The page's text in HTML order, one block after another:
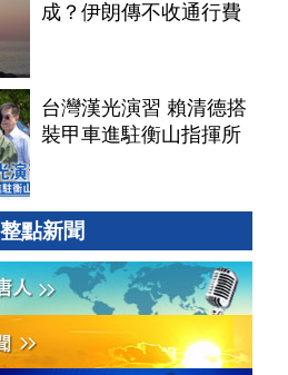
成？伊朗傳不收通行費
台灣漢光演習 賴清德搭
裝甲車進駐衡山指揮所
點新聞